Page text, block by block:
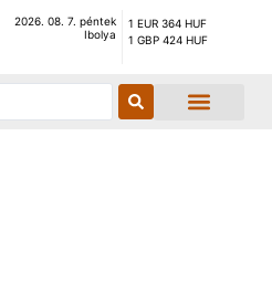
2026. 08. 7. péntek
Ibolya
1 EUR 364 HUF
1 GBP 424 HUF